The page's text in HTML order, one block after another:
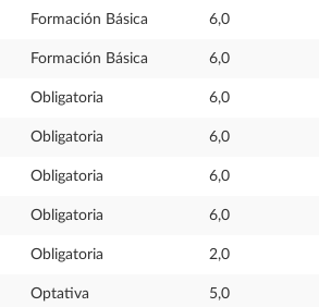
Formación Básica 6,0
Formación Básica 6,0
Obligatoria 6,0
Obligatoria 6,0
Obligatoria 6,0
Obligatoria 6,0
Obligatoria 2,0
Optativa 5,0